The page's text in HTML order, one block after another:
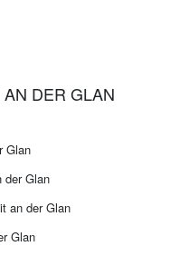
DER GLAN
Glan
der Glan
an der Glan
Glan